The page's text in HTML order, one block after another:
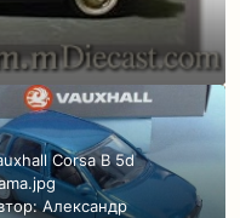
Corsa B 5d
Александр